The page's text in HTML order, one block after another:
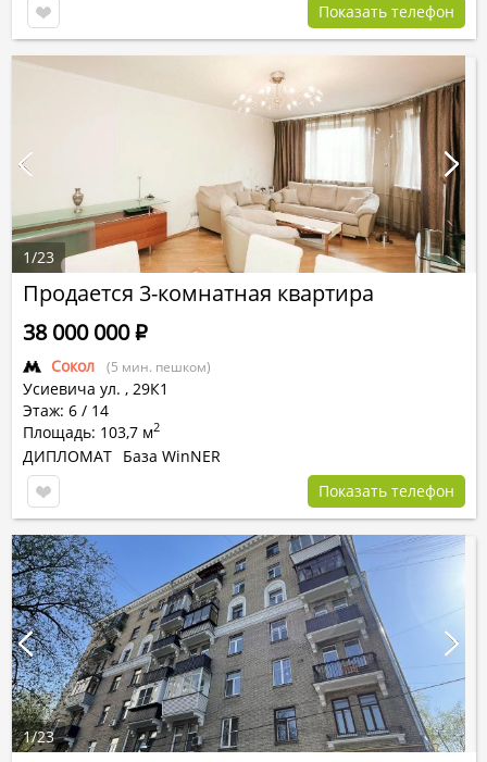
Показать телефон
Продается 3-комнатная квартира
Сокол (5 мин. пешком)
Усиевича ул. , 29К1
Этаж: 6 / 14
Площадь: 103,7 м2
38 000 000Р
ДИПЛОМАТ База WinNER
Показать телефон
1/23
1/23